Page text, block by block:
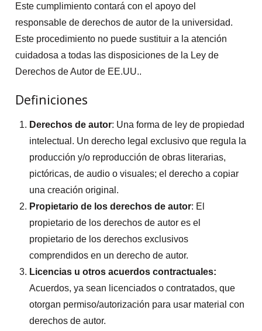
Este cumplimiento contará con el apoyo del
responsable de derechos de autor de la universidad.
Este procedimiento no puede sustituir a la atención
cuidadosa a todas las disposiciones de la Ley de
Derechos de Autor de EE.UU..
Definiciones
Derechos de autor: Una forma de ley de propiedad
intelectual. Un derecho legal exclusivo que regula la
producción y/o reproducción de obras literarias,
pictóricas, de audio o visuales; el derecho a copiar
una creación original.
Propietario de los derechos de autor: El
propietario de los derechos de autor es el
propietario de los derechos exclusivos
comprendidos en un derecho de autor.
Licencias u otros acuerdos contractuales:
Acuerdos, ya sean licenciados o contratados, que
otorgan permiso/autorización para usar material con
derechos de autor.